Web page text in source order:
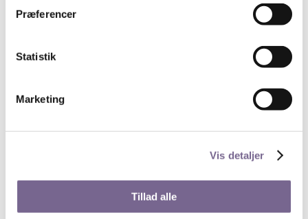
Præferencer
Statistik
Marketing
Vis detaljer
Tillad alle
Byg digitale værktøjer med AI – uden at kode
Tour de France fortalt gennem ikoniske fotos og
dramatiske anekdoter